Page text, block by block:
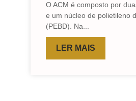
O ACM é composto por
e um núcleo de polietileno
(PEBD). Na...
LER MAIS